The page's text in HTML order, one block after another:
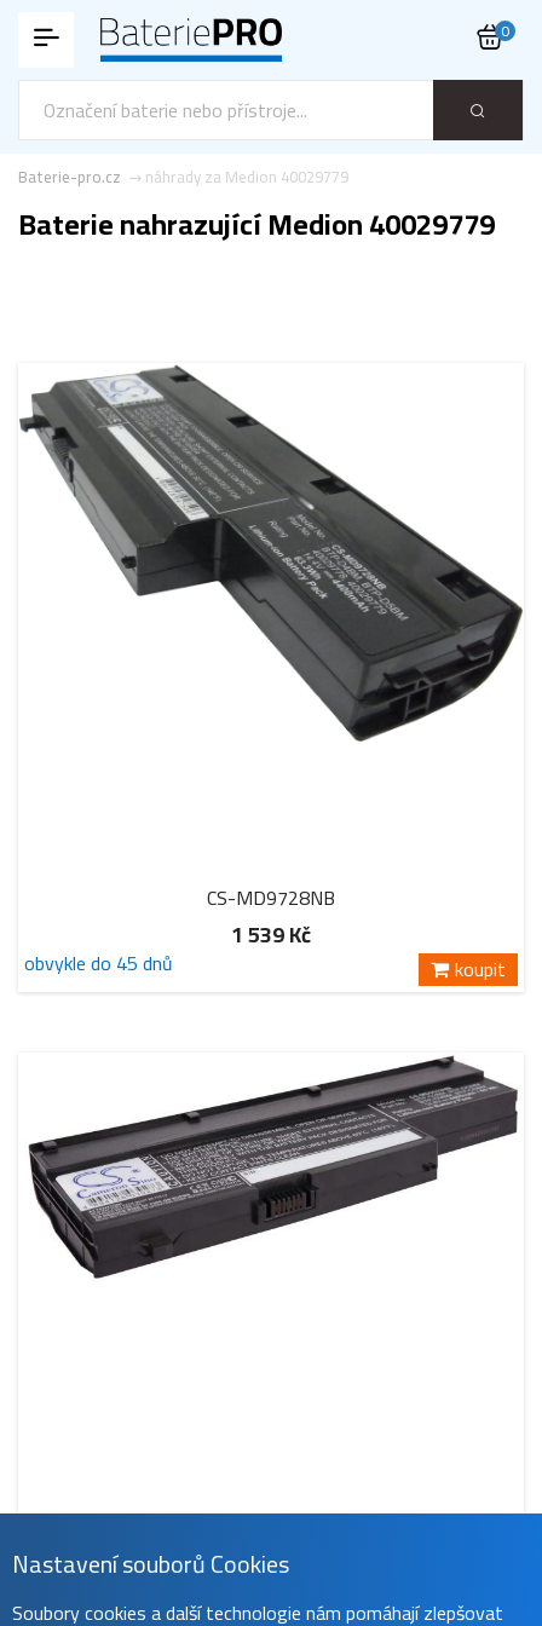
0
náhrady za Medion 40029779
Baterie-pro.cz
Baterie nahrazující Medion 40029779
CS-MD9728NB
1 539 Kč
obvykle do 45 dnů koupit
Nastavení souborů Cookies
Soubory cookies a další technologie nám pomáhají zlepšovat